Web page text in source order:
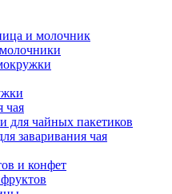
и молочник
чая
для чайных пакетиков
заваривания чая
и конфет